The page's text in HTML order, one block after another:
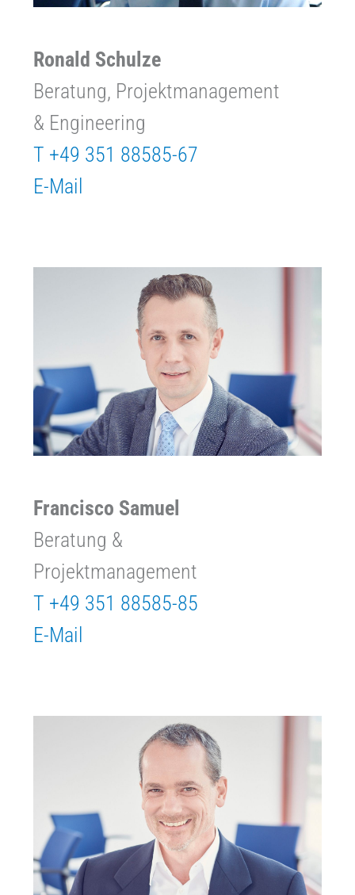
Ronald Schulze
Beratung, Projektmanagement
& Engineering
T +49 351 88585-67
E-Mail
Francisco Samuel
Beratung &
Projektmanagement
T +49 351 88585-85
E-Mail